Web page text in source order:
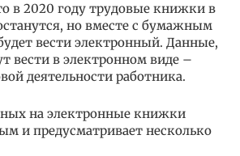
в 2020 году трудовые книжки в
но вместе с бумажным
вести электронный. Данные,
вести в электронном виде –
деятельности работника.
на электронные книжки
и предусматривает несколько